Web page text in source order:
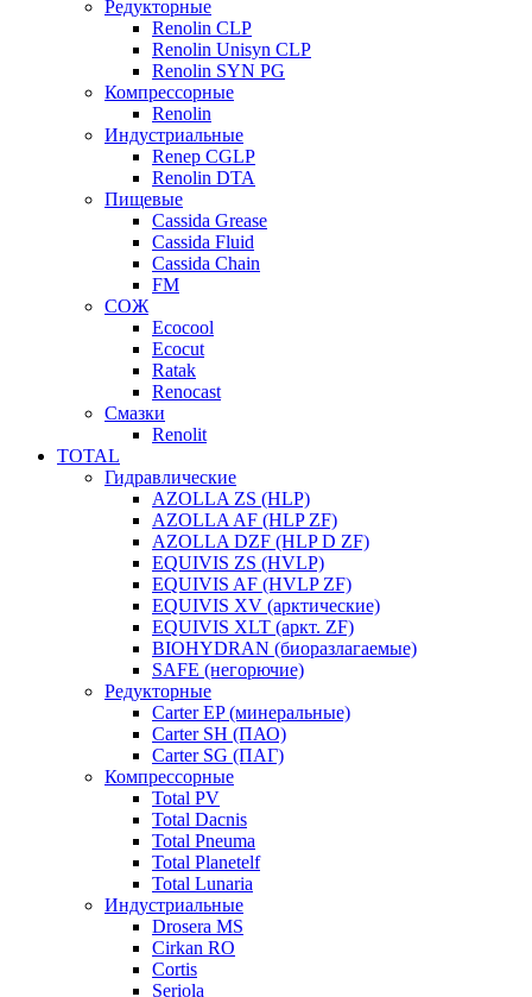
Редукторные
Renolin CLP
Renolin Unisyn CLP
Renolin SYN PG
Компрессорные
Renolin
Индустриальные
Renep CGLP
Renolin DTA
Пищевые
Cassida Grease
Cassida Fluid
Cassida Chain
FM
СОЖ
Ecocool
Ecocut
Ratak
Renocast
Смазки
Renolit
TOTAL
Гидравлические
AZOLLA ZS (HLP)
AZOLLA AF (HLP ZF)
AZOLLA DZF (HLP D ZF)
EQUIVIS ZS (HVLP)
EQUIVIS AF (HVLP ZF)
EQUIVIS XV (арктические)
EQUIVIS XLT (аркт. ZF)
BIOHYDRAN (биоразлагаемые)
SAFE (негорючие)
Редукторные
Carter EP (минеральные)
Carter SH (ПАО)
Carter SG (ПАГ)
Компрессорные
Total PV
Total Dacnis
Total Pneuma
Total Planetelf
Total Lunaria
Индустриальные
Drosera MS
Cirkan RO
Cortis
Seriola